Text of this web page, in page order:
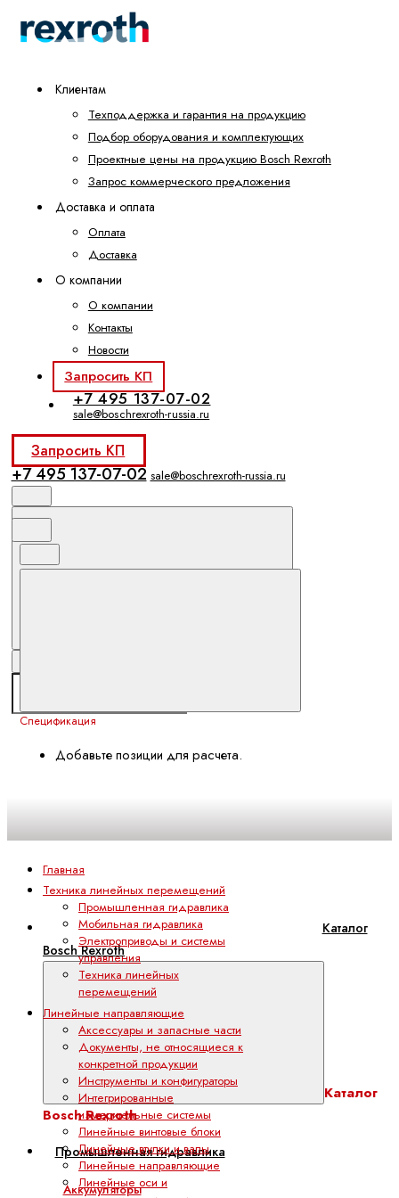
Клиентам
Техподдержка и гарантия на продукцию
Подбор оборудования и комплектующих
Проектные цены на продукцию Bosch Rexroth
Запрос коммерческого предложения
Доставка и оплата
Оплата
Доставка
О компании
О компании
Контакты
Новости
Запросить КП
+7 495 137-07-02
sale@boschrexroth-russia.ru
Запросить КП
+7 495 137-07-02 sale@boschrexroth-russia.ru
Спецификация
Добавьте позиции для расчета.
Каталог
Bosch Rexroth
Каталог
Bosch Rexroth
Промышленная гидравлика
Аккумуляторы
Главная
Техника линейных перемещений
Промышленная гидравлика
Мобильная гидравлика
Электроприводы и системы
управления
Техника линейных
перемещений
Линейные направляющие
Аксессуары и запасные части
Документы, не относящиеся к
конкретной продукции
Инструменты и конфигураторы
Интегрированные
измерительные системы
Линейные винтовые блоки
Линейные втулки и валы
Линейные направляющие
Линейные оси и